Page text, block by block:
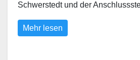
Schwerstedt und der
Mehr lesen